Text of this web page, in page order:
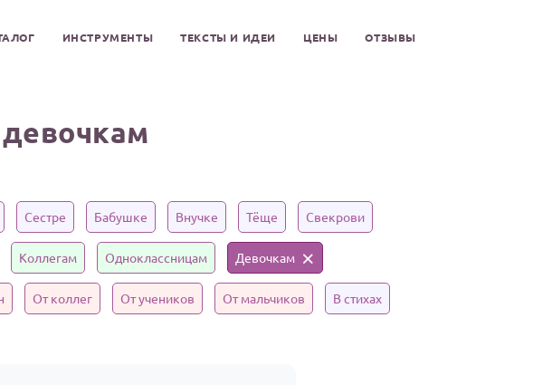
ИНСТРУМЕНТЫ ТЕКСТЫ И ИДЕИ ЦЕНЫ ОТЗЫВЫ
Сестре Бабушке Внучке Тёще Свекрови
Коллегам Одноклассницам Девочкам
От коллег От учеников От мальчиков В стихах